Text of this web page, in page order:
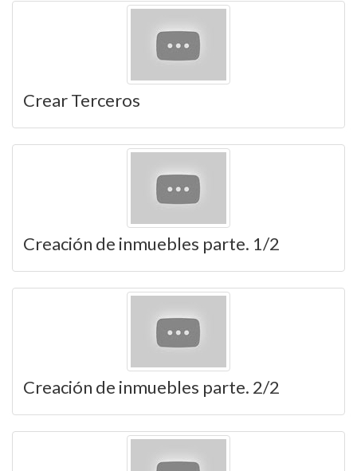
Crear Terceros
Creación de inmuebles parte. 1/2
Creación de inmuebles parte. 2/2